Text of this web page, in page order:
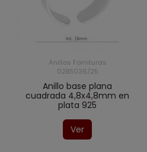
Anillos Fornituras
02BS036/25
Anillo base plana
cuadrada 4,8x4,8mm en
plata 925
Ver